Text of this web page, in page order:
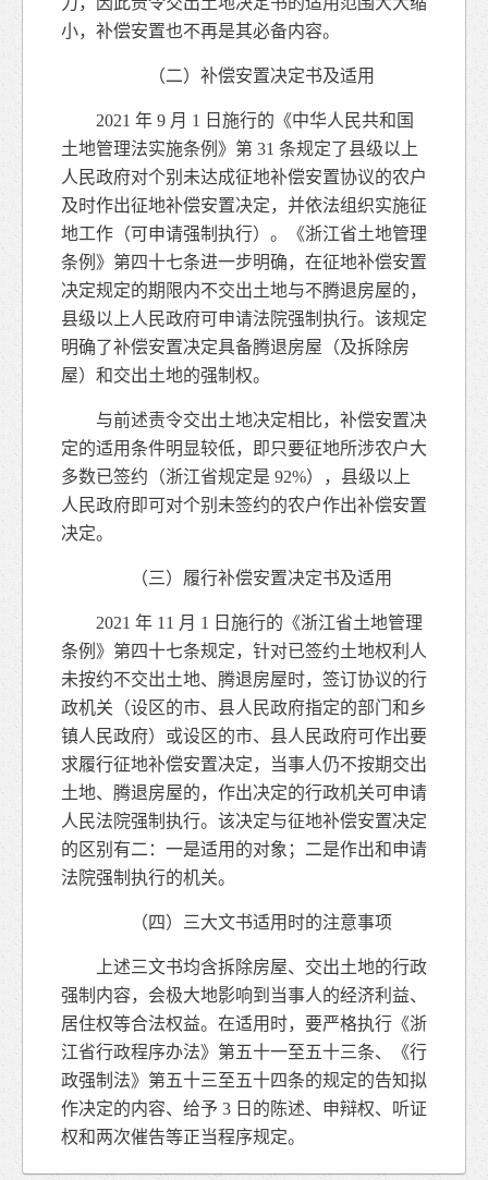
小，补偿安置也不再是其必备内容。
（二）补偿安置决定书及适用
2021 年 9 月 1 日施行的《中华人民共和国
土地管理法实施条例》第 31 条规定了县级以上
人民政府对个别未达成征地补偿安置协议的农户
及时作出征地补偿安置决定，并依法组织实施征
地工作（可申请强制执行）。《浙江省土地管理
条例》第四十七条进一步明确，在征地补偿安置
决定规定的期限内不交出土地与不腾退房屋的，
县级以上人民政府可申请法院强制执行。该规定
明确了补偿安置决定具备腾退房屋（及拆除房
屋）和交出土地的强制权。
与前述责令交出土地决定相比，补偿安置决
定的适用条件明显较低，即只要征地所涉农户大
多数已签约（浙江省规定是 92%），县级以上
人民政府即可对个别未签约的农户作出补偿安置
决定。
（三）履行补偿安置决定书及适用
2021 年 11 月 1 日施行的《浙江省土地管理
条例》第四十七条规定，针对已签约土地权利人
未按约不交出土地、腾退房屋时，签订协议的行
政机关（设区的市、县人民政府指定的部门和乡
镇人民政府）或设区的市、县人民政府可作出要
求履行征地补偿安置决定，当事人仍不按期交出
土地、腾退房屋的，作出决定的行政机关可申请
人民法院强制执行。该决定与征地补偿安置决定
的区别有二：一是适用的对象；二是作出和申请
法院强制执行的机关。
（四）三大文书适用时的注意事项
上述三文书均含拆除房屋、交出土地的行政
强制内容，会极大地影响到当事人的经济利益、
居住权等合法权益。在适用时，要严格执行《浙
江省行政程序办法》第五十一至五十三条、《行
政强制法》第五十三至五十四条的规定的告知拟
作决定的内容、给予 3 日的陈述、申辩权、听证
权和两次催告等正当程序规定。